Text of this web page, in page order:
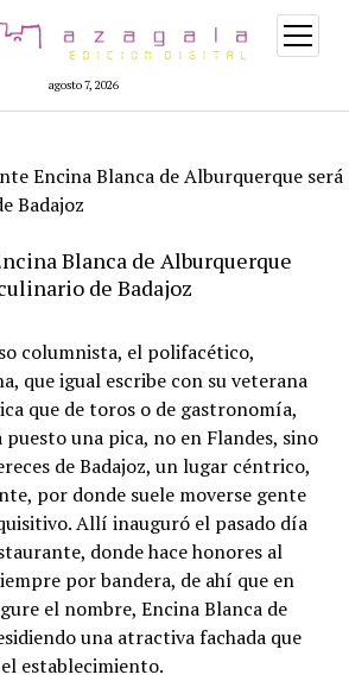
agosto 7, 2026
abrir
menú
Encina Blanca de Alburquerque será
Badajoz
Blanca de Alburquerque
de Badajoz
columnista, el polifacético,
que igual escribe con su veterana
que de toros o de gastronomía,
puesto una pica, no en Flandes, sino
de Badajoz, un lugar céntrico,
por donde suele moverse gente
Allí inauguró el pasado día
donde hace honores al
por bandera, de ahí que en
el nombre, Encina Blanca de
una atractiva fachada que
establecimiento.